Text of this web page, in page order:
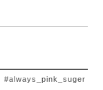
#always_pink_suger